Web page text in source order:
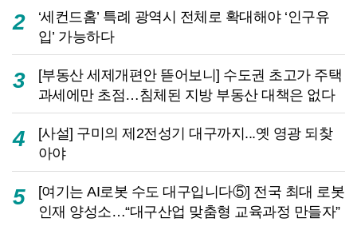
2
‘세컨드홈’ 특례 광역시 전체로 확대해야 ‘인구유
입’ 가능하다
3
[부동산 세제개편안 뜯어보니] 수도권 초고가 주택
과세에만 초점…침체된 지방 부동산 대책은 없다
4
[사설] 구미의 제2전성기 대구까지...옛 영광 되찾
아야
5
[여기는 AI로봇 수도 대구입니다⑤] 전국 최대 로봇
인재 양성소…“대구산업 맞춤형 교육과정 만들자”